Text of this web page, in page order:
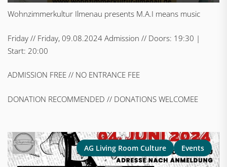
Wohnzimmerkultur Ilmenau presents M.A.I means music
Friday // Friday, 09.08.2024 Admission // Doors: 19:30 |
Start: 20:00
ADMISSION FREE // NO ENTRANCE FEE
DONATION RECOMMENDED // DONATIONS WELCOMEE
AG Living Room Culture Events